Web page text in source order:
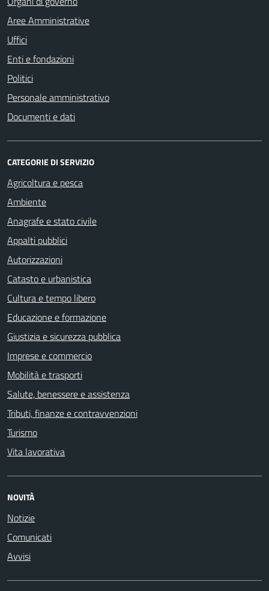
Aree Amministrative
Uffici
Enti e fondazioni
Politici
Personale amministrativo
Documenti e dati
CATEGORIE DI SERVIZIO
Agricoltura e pesca
Ambiente
Anagrafe e stato civile
Appalti pubblici
Autorizzazioni
Catasto e urbanistica
Cultura e tempo libero
Educazione e formazione
Giustizia e sicurezza pubblica
Imprese e commercio
Mobilità e trasporti
Salute, benessere e assistenza
Tributi, finanze e contravvenzioni
Turismo
Vita lavorativa
NOVITÀ
Notizie
Comunicati
Avvisi